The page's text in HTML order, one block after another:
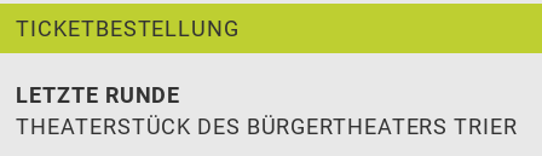
TICKETBESTELLUNG
LETZTE RUNDE
THEATERSTÜCK DES BÜRGERTHEATERS TRIER